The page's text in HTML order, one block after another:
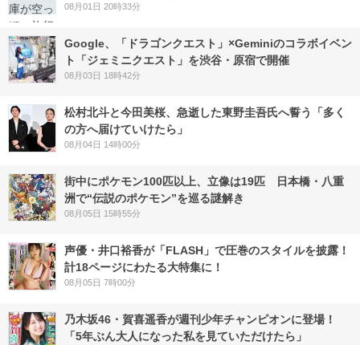
08月01日 20時33分
Google、「ドラゴンクエスト」×Geminiのコラボイベン
ト「ジェミニクエスト」を渋谷・原宿で開催
08月03日 18時42分
松村北斗と今田美桜、急逝した東野圭吾氏へ誓う「多く
の方へ届けていけたら」
08月04日 14時00分
街中にポケモン100匹以上、立像は19匹 日本橋・八重
洲で“伝説のポケモン”を巡る謎解き
08月05日 15時55分
声優・井口裕香が「FLASH」で圧巻のスタイルを披露！
計18ページにわたる大特集に！
08月05日 7時00分
乃木坂46・賀喜遥香が週刊少年チャンピオンに登場！
「5年ぶん大人になった私を見ていただけたら」